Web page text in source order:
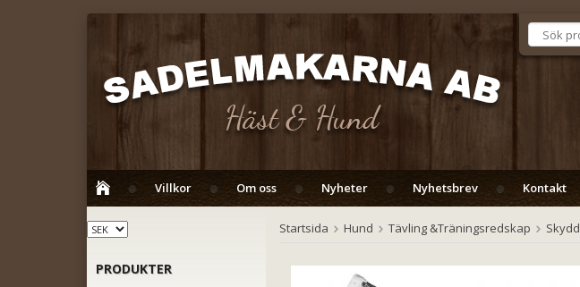
Villkor Om oss Nyheter Nyhetsbrev Kontakt
PRODUKTER
Startsida Hund Tävling &Träningsredskap Skydd